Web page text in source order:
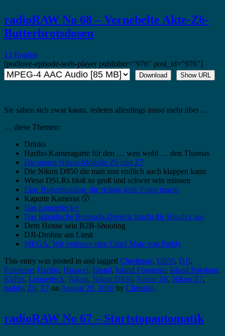
radioRAW No 68 – Vernebelte Akte-Z6-
Butterbrotsdosen
13 Replies
[podlove-episode-web-player publisher="976" post_id="976"]
Download Show URL
Sie sahen sich zwar kaum, redeten allerdings umso mehr über …
… diese Themen:
Drinks
Haribo-Kameragurte für den … wen wohl … den Thomas
Die neuen Nikon-Modelle Z6 und Z7
Die Nikon D850 die man nun endlich auch klappen kann
Wieso DSLRs bloß so groß und schwer sein müssen
Eine Butterbrotdose die richtig geile Fotos macht
Kaputte Kameras 🙁
Das Loupedeck+
Das isländische Bermuda-Dreieck macht die Handys aus
Dem Henne sein B2B-Shooting
DJI-Drohne am Limit
MEGA: Wir verlosen eine Chief Mate von Paddy
This entry was posted in and tagged Chiefmate, D850, DJI,
Fotoreise, Haribo, Huawei, Island, Island Fotoreise, Island Fototour,
KiiPix, Loupedeck, Nikon, Nikon D850, Nikon Z6, Nikon Z7,
paddy, Z6, Z7 on August 29, 2018 by Christian.
radioRAW No 67 – Startstopautomatik